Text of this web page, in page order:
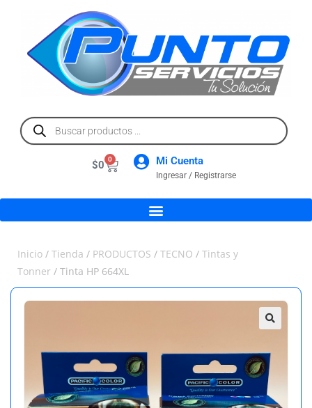
$0 0 Mi Cuenta
Ingresar / Registrarse
Inicio / Tienda / PRODUCTOS / TECNO / Tintas y
Tonner / Tinta HP 664XL